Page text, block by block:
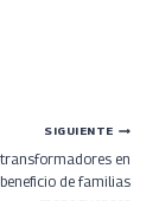
SIGUIENTE
en
beneficio de familias